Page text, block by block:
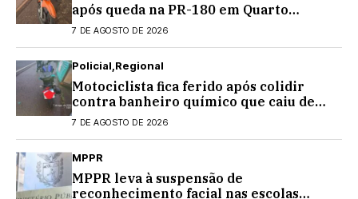
após queda na PR-180 em Quarto
Centenário
7 DE AGOSTO DE 2026
Policial Regional
Motociclista fica ferido após colidir
contra banheiro químico que caiu de
caminhão na PRC-467, em Cascavel
7 DE AGOSTO DE 2026
MPPR
MPPR leva à suspensão de
reconhecimento facial nas escolas